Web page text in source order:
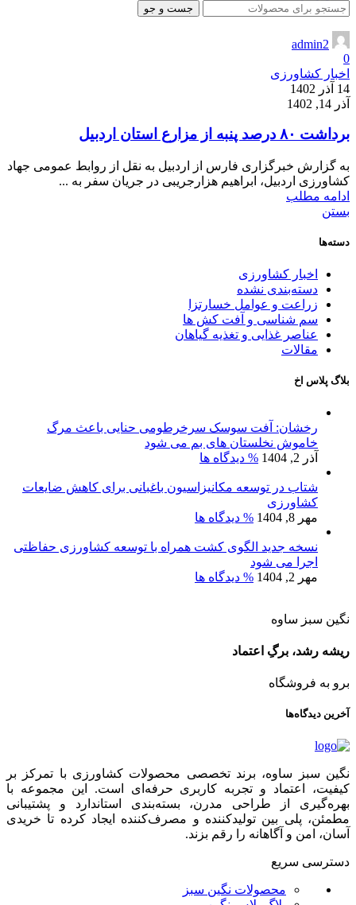
جست و جو
admin2
0
اخبار کشاورزی
14 آذر 1402
آذر 14, 1402
برداشت ۸۰ درصد پنبه از مزارع استان اردبیل
به گزارش خبرگزاری فارس از اردبیل به نقل از روابط عمومی جهاد
کشاورزی اردبیل، ابراهیم هزارجریبی در جریان سفر به ...
ادامه مطلب
بستن
دسته‌ها
اخبار کشاورزی
دسته‌بندی نشده
زراعت و عوامل خسارتزا
سم شناسی و آفت کش ها
عناصر غذایی و تغذیه گیاهان
مقالات
بلاگ پلاس اخ
رخشان: آفت سوسک سرخرطومی حنایی باعث مرگ
خاموش نخلستان های بم می شود
آذر 2, 1404
% دیدگاه ها
شتاب در توسعه مکانیزاسیون باغبانی برای کاهش ضایعات
کشاورزی
مهر 8, 1404
% دیدگاه ها
نسخه جدید الگوی کشت همراه با توسعه کشاورزی حفاظتی
اجرا می شود
مهر 2, 1404
% دیدگاه ها
نگین سبز ساوه
ریشه رشد، برگِ اعتماد
برو به فروشگاه
آخرین دیدگاه‌ها
نگین سبز ساوه، برند تخصصی محصولات کشاورزی با تمرکز بر
کیفیت، اعتماد و تجربه کاربری حرفه‌ای است. این مجموعه با
بهره‌گیری از طراحی مدرن، بسته‌بندی استاندارد و پشتیبانی
مطمئن، پلی بین تولیدکننده و مصرف‌کننده ایجاد کرده تا خریدی
آسان، امن و آگاهانه را رقم بزند.
دسترسی سریع
محصولات نگین سبز